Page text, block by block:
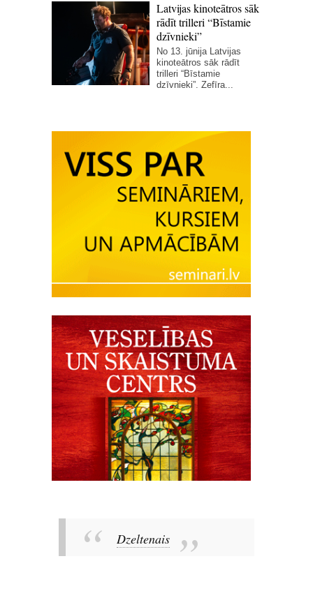
Latvijas kinoteātros sāk
rādīt trilleri “Bīstamie
dzīvnieki”
No 13. jūnija Latvijas
kinoteātros sāk rādīt
trilleri “Bīstamie
dzīvnieki”. Zefīra...
Dzeltenais